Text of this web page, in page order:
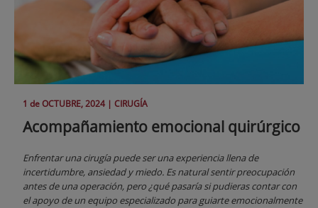
1 deOCTUBRE, 2024 | CIRUGÍA
Acompañamiento emocional quirúrgico
Enfrentar una cirugía puede ser una experiencia llena de
incertidumbre, ansiedad y miedo. Es natural sentir preocupación
antes de una operación, pero ¿qué pasaría si pudieras contar con
el apoyo de un equipo especializado para guiarte emocionalmente